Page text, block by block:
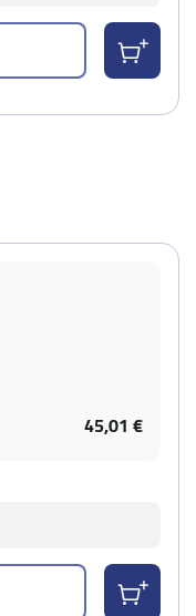
45,01 €